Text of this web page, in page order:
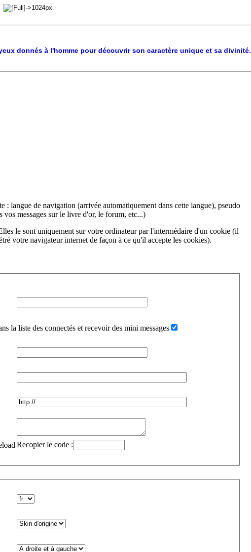
donnés à l'homme pour découvrir son caractère unique et sa divinité.
: langue de navigation (arrivée automatiquement dans cette langue), pseudo
vos messages sur le livre d'or, le forum, etc...)
le sont uniquement sur votre ordinateur par l'intermédaire d'un cookie (il
votre navigateur internet de façon à ce qu'il accepte les cookies).
la liste des connectés et recevoir des mini messages
Recopier le code :